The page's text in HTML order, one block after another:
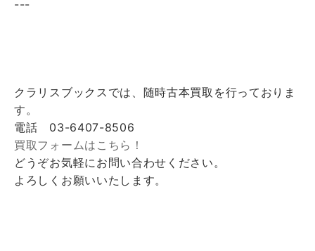
---
クラリスブックスでは、随時古本買取を行っておりま
す。
電話 03-6407-8506
買取フォームはこちら！
どうぞお気軽にお問い合わせください。
よろしくお願いいたします。